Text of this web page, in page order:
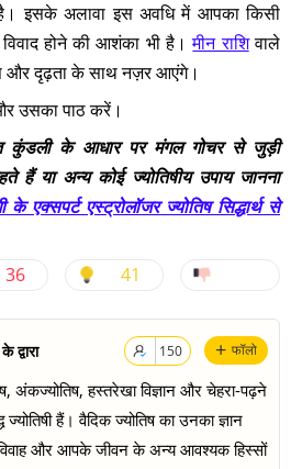
इसके अलावा इस अवधि में आपका किसी
होने की आशंका भी है।मीन राशिवाले
और दृढ़ता के साथ नज़र आएंगे।
उसका पाठ करें।
कुंडली के आधार पर मंगल गोचर से जुड़ी
हैं या अन्य कोई ज्योतिषीय उपाय जानना
के एक्सपर्ट एस्ट्रोलॉजर ज्योतिष सिद्धार्थ से
36 41
+ फॉलो
150
के द्वारा
अंकज्योतिष, हस्तरेखा विज्ञान और चेहरा-पढ़ने
ज्योतिषी हैं। वैदिक ज्योतिष का उनका ज्ञान
विवाह और आपके जीवन के अन्य आवश्यक हिस्सों